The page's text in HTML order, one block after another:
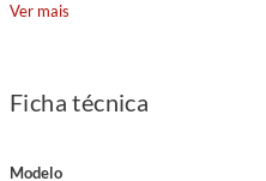
Ver mais
Ficha técnica
Modelo